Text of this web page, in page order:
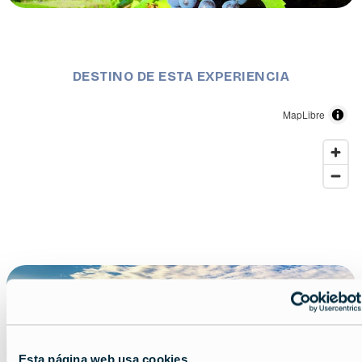
Esta página web usa cookies
DESTINO DE ESTA EXPERIENCIA
MapLibre